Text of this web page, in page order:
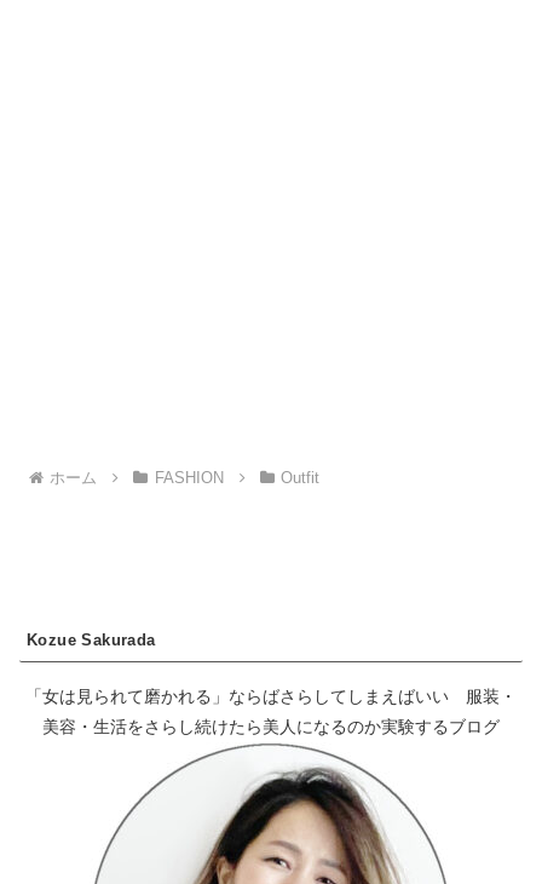
ホーム FASHION Outfit
Kozue Sakurada
「女は見られて磨かれる」ならばさらしてしまえばいい 服装・
美容・生活をさらし続けたら美人になるのか実験するブログ